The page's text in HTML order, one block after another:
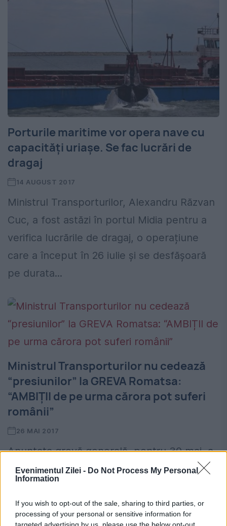
Evenimentul Zilei - Do Not Process My Personal
Information
If you wish to opt-out of the sale, sharing to third parties, or
processing of your personal or sensitive information for
targeted advertising by us, please use the below opt-out
Porturile maritime vor opera nave cu
capacități uriașe. Se fac lucrări de
dragaj
14 AUGUST 2017
Ministrul Transporturilor, Alexandru Răzvan
Cuc, a fost astăzi în portul Midia pentru a
verifica lucrările de dragaj, o operațiune
care a început în 26 iulie și se desfășoară
pe durata...
Ministrul Transporturilor nu cedează
“presiunilor” la GREVA Romatsa:
“AMBIȚII de pe urma cărora pot suferi
românii”
26 MAI 2017
Anunțata grevă generală, pentru 30 mai, a
salariaților Romatsa, nu pare să îl îngrijoreze
Răzvan Cuc. Aflat la Agigea, unde a
verificat finalizarea reparațiilor la podul...